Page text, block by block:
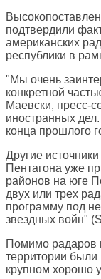
подтвердили
американских
республики в
"Мы очень
конкретной
Маевски, пресс-
иностранных
конца прошлого
Другие
Пентагона уже
районов на юге
двух или трех
программу под
звездных войн"
Помимо радаров
территории
крупном хорошо